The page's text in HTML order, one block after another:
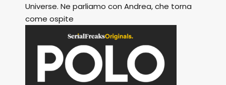
Universe. Ne parliamo con Andrea, che torna
come ospite